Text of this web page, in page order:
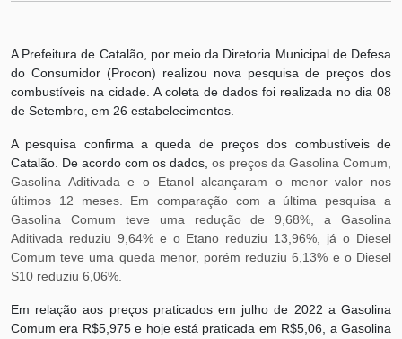
A Prefeitura de Catalão, por meio da Diretoria Municipal de Defesa
do Consumidor (Procon) realizou nova pesquisa de preços dos
combustíveis na cidade. A coleta de dados foi realizada no dia 08
de Setembro, em 26 estabelecimentos.
A pesquisa confirma a queda de preços dos combustíveis de
Catalão. De acordo com os dados, os preços da Gasolina Comum,
Gasolina Aditivada e o Etanol alcançaram o menor valor nos
últimos 12 meses. Em comparação com a última pesquisa a
Gasolina Comum teve uma redução de 9,68%, a Gasolina
Aditivada reduziu 9,64% e o Etano reduziu 13,96%, já o Diesel
Comum teve uma queda menor, porém reduziu 6,13% e o Diesel
S10 reduziu 6,06%.
Em relação aos preços praticados em julho de 2022 a Gasolina
Comum era R$5,975 e hoje está praticada em R$5,06, a Gasolina